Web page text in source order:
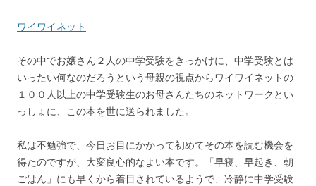
ワイワイネット
その中でお嬢さん２人の中学受験をきっかけに、中学受験とは
いったい何なのだろうという母親の視点からワイワイネットの
１００人以上の中学受験生のお母さんたちのネットワークとい
っしょに、この本を世に送られました。
私は不勉強で、今日お目にかかって初めてその本を読む機会を
得たのですが、大変良心的なよい本です。「早寝、早起き、朝
ごはん」にも早くから着目されているようで、冷静に中学受験